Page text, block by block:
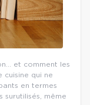
et comment les
cuisine qui ne
en termes
surutilisés, même